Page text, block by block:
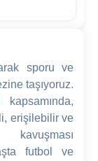
sporu ve
taşıyoruz.
erişilebilir ve
futbol ve